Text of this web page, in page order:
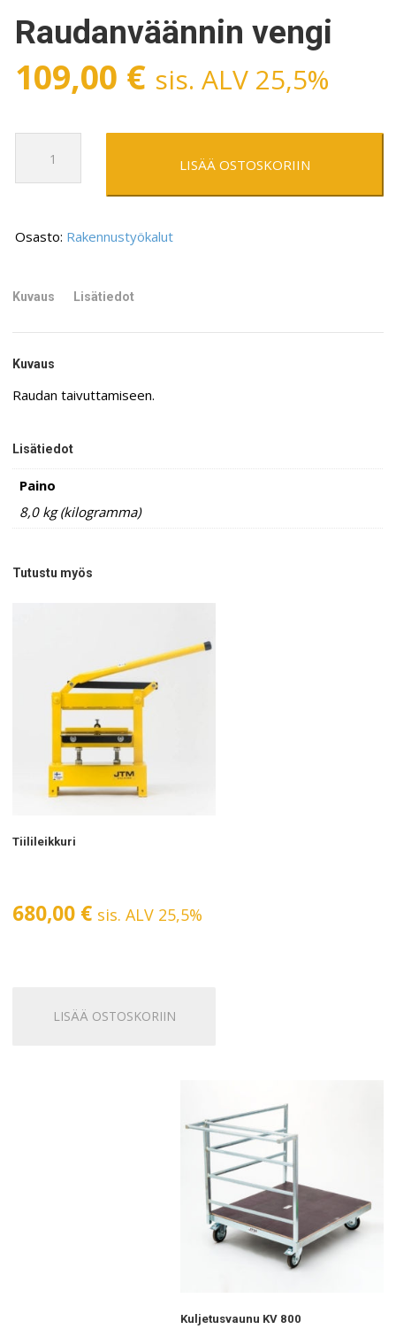
Raudanväännin vengi
109,00 € sis. ALV 25,5%
määrä
LISÄÄ OSTOSKORIIN
Osasto: Rakennustyökalut
Kuvaus Lisätiedot
Kuvaus
Raudan taivuttamiseen.
Lisätiedot
Paino
8,0 kg (kilogramma)
Tutustu myös
Tiilileikkuri
680,00 € sis. ALV 25,5%
LISÄÄ OSTOSKORIIN
Kuljetusvaunu KV 800